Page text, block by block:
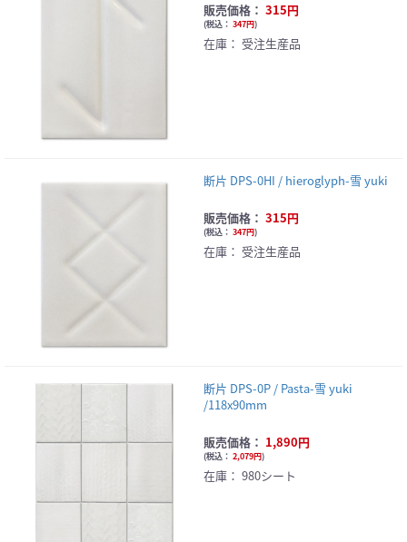
販売価格： 315円
(税込： 347円)
在庫： 受注生産品
断片 DPS-0HI / hieroglyph-雪 yuki
販売価格： 315円
(税込： 347円)
在庫： 受注生産品
断片 DPS-0P / Pasta-雪 yuki
/118x90mm
販売価格： 1,890円
(税込： 2,079円)
在庫： 980シート